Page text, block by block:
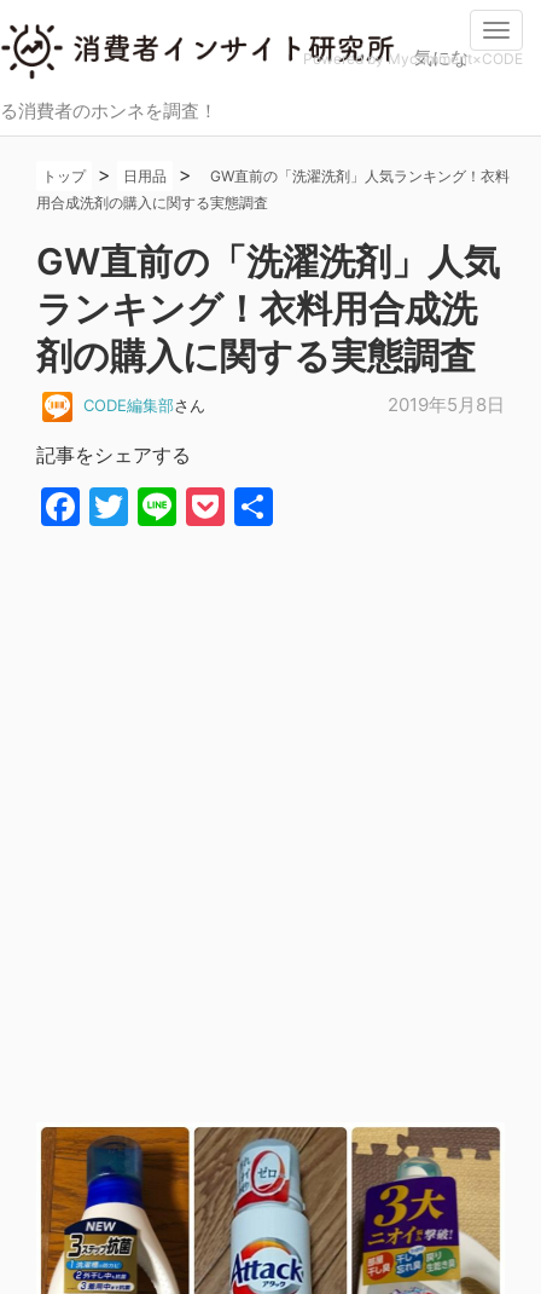
気にな
る消費者のホンネを調査！
Powered by Mycomment×CODE
トップ > 日用品 >
GW直前の「洗濯洗剤」人気ランキング！衣料
用合成洗剤の購入に関する実態調査
GW直前の「洗濯洗剤」人気
ランキング！衣料用合成洗
剤の購入に関する実態調査
CODE編集部さん 2019年5月8日
記事をシェアする
Facebook
Twitter
LinePocket